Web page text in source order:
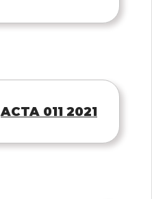
ACTA 011 2021